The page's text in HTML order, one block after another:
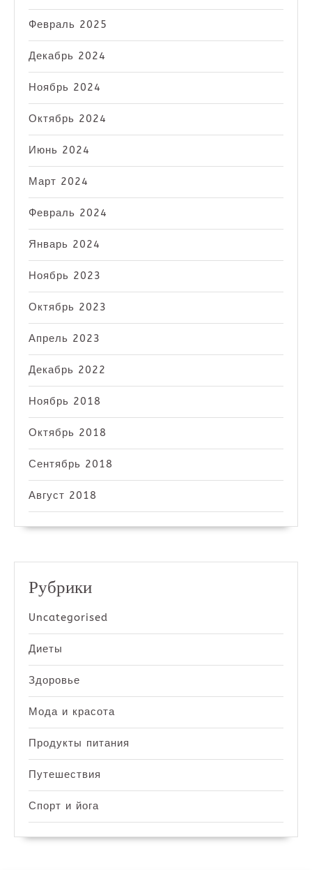
Февраль 2025
Декабрь 2024
Ноябрь 2024
Октябрь 2024
Июнь 2024
Март 2024
Февраль 2024
Январь 2024
Ноябрь 2023
Октябрь 2023
Апрель 2023
Декабрь 2022
Ноябрь 2018
Октябрь 2018
Сентябрь 2018
Август 2018
Рубрики
Uncategorised
Диеты
Здоровье
Мода и красота
Продукты питания
Путешествия
Спорт и йога